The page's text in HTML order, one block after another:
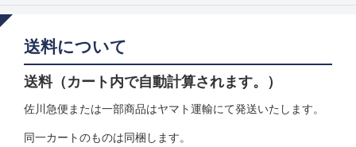
送料について
送料（カート内で自動計算されます。）
佐川急便または一部商品はヤマト運輸にて発送いたします。
同一カートのものは同梱します。